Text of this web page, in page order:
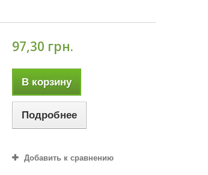
97,30 грн.
В корзину
Подробнее
Добавить к сравнению